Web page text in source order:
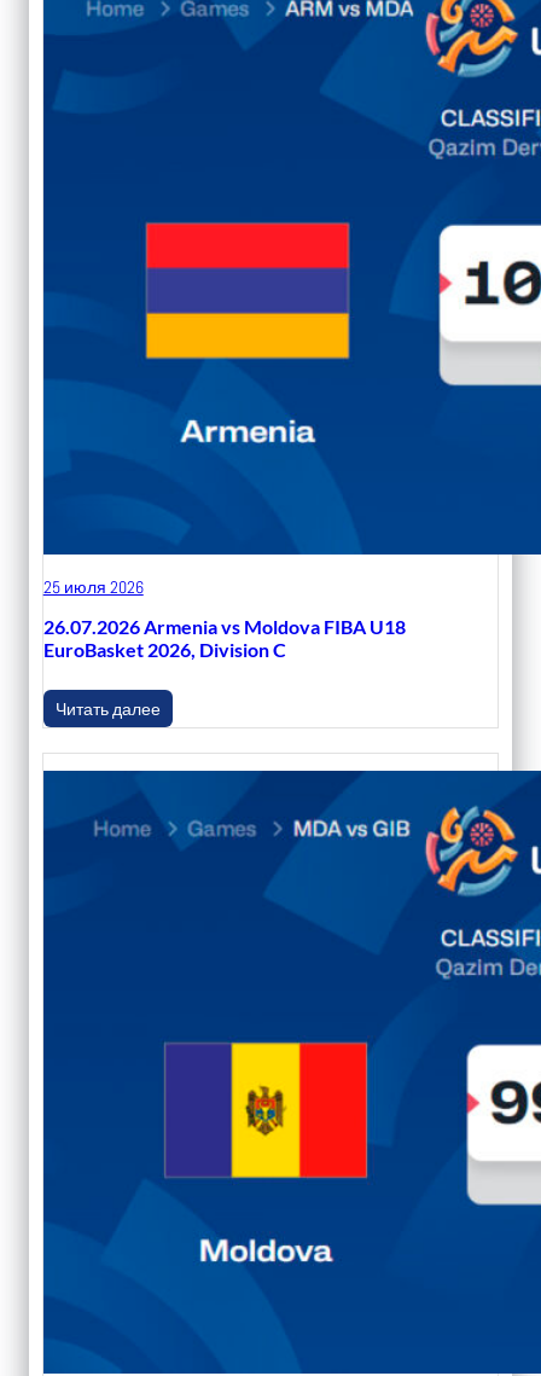
25 июля 2026
26.07.2026 Armenia vs Moldova FIBA U18
EuroBasket 2026, Division C
Читать далее